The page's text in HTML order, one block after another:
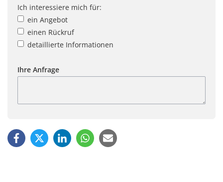
Ich interessiere mich für:
ein Angebot
einen Rückruf
detaillierte Informationen
Ihre Anfrage